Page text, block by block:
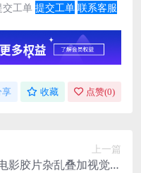
交工单 提交工单 联系客服
享 收藏 点赞(0)
上一篇
影胶片杂乱叠加视觉效